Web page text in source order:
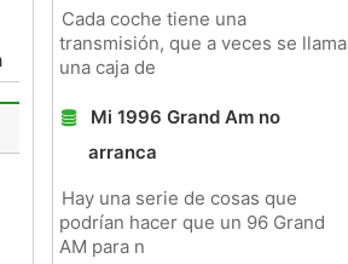
Cada coche tiene una
transmisión, que a veces se llama
una caja de
Mi 1996 Grand Am no
arranca
Hay una serie de cosas que
podrían hacer que un 96 Grand
AM para n